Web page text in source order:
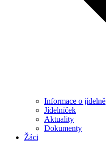
Informace o jídelně
Jídelníček
Aktuality
Dokumenty
Žáci